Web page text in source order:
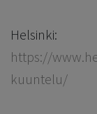
Helsinki:
https://
kuuntelu/